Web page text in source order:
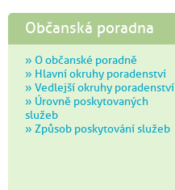
Občanská poradna
» O občanské poradně
» Hlavní okruhy poradenství
» Vedlejší okruhy poradenství
» Úrovně poskytovaných
služeb
» Způsob poskytování služeb